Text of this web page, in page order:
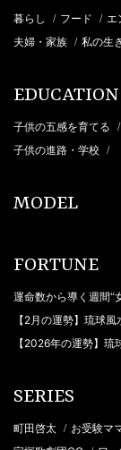
暮らし / フード / エ
夫婦・家族 / 私の生
EDUCATION
子供の五感を育てる /
子供の進路・学校 /
MODEL
FORTUNE
運命数から導く週間“
【2月の運勢】琉球
【2026年の運勢】
SERIES
町田啓太 / お受験マ